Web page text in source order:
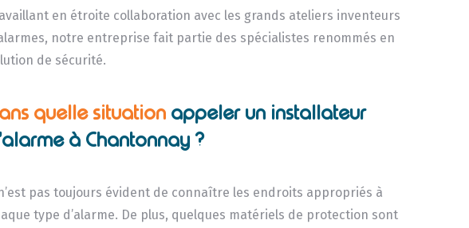
en étroite collaboration avec les grands ateliers inventeurs
notre entreprise fait partie des spécialistes renommés en
de sécurité.
quelle situation appeler un installateur
à Chantonnay ?
pas toujours évident de connaître les endroits appropriés à
type d’alarme. De plus, quelques matériels de protection sont